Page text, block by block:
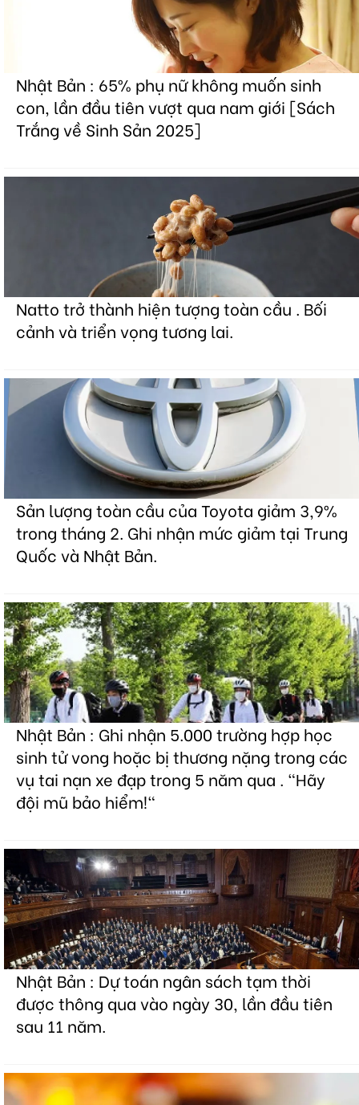
Nhật Bản : 65% phụ nữ không muốn sinh
con, lần đầu tiên vượt qua nam giới [Sách
Trắng về Sinh Sản 2025]
Natto trở thành hiện tượng toàn cầu . Bối
cảnh và triển vọng tương lai.
Sản lượng toàn cầu của Toyota giảm 3,9%
trong tháng 2. Ghi nhận mức giảm tại Trung
Quốc và Nhật Bản.
Nhật Bản : Ghi nhận 5.000 trường hợp học
sinh tử vong hoặc bị thương nặng trong các
vụ tai nạn xe đạp trong 5 năm qua . "Hãy
đội mũ bảo hiểm!"
Nhật Bản : Dự toán ngân sách tạm thời
được thông qua vào ngày 30, lần đầu tiên
sau 11 năm.